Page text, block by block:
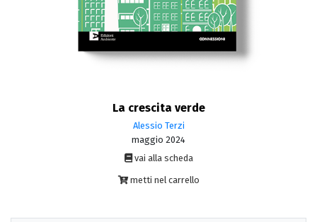
La crescita verde
Alessio Terzi
maggio 2024
vai alla scheda
metti nel carrello